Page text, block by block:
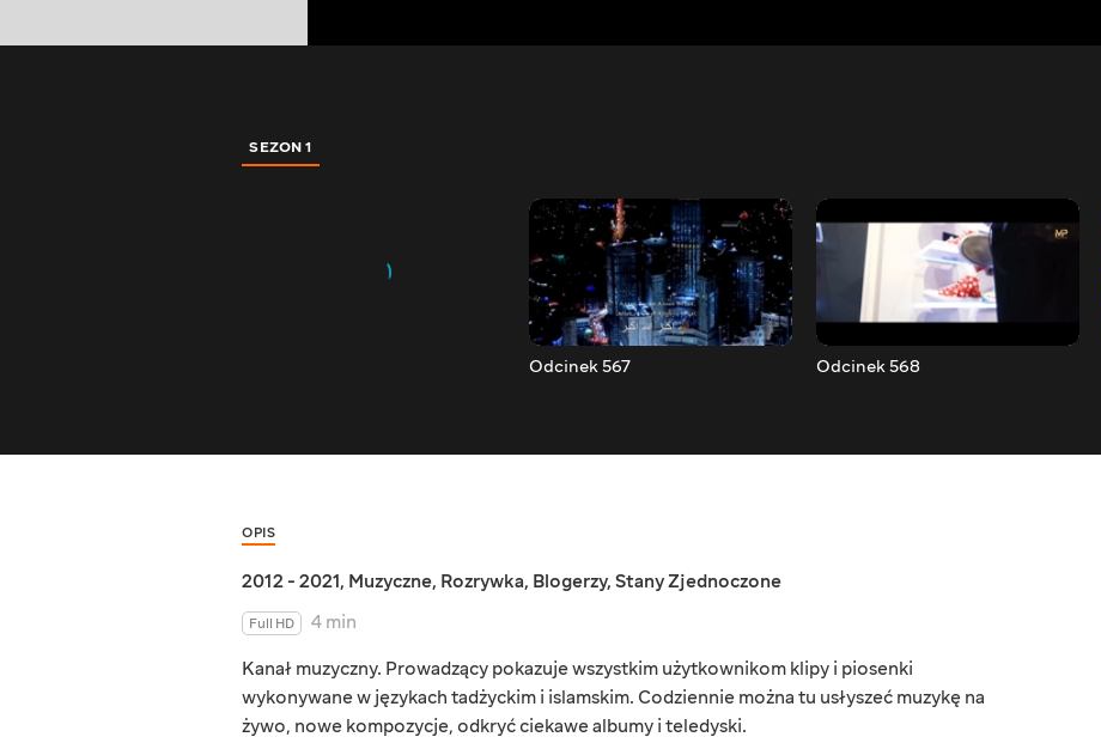
SEZON 1
Odcinek 567 Odcinek 568
OPIS
2012 - 2021, Muzyczne, Rozrywka, Blogerzy, Stany Zjednoczone
Full HD
4 min
Kanał muzyczny. Prowadzący pokazuje wszystkim użytkownikom klipy i piosenki
wykonywane w językach tadżyckim i islamskim. Codziennie można tu usłyszeć muzykę na
żywo, nowe kompozycje, odkryć ciekawe albumy i teledyski.